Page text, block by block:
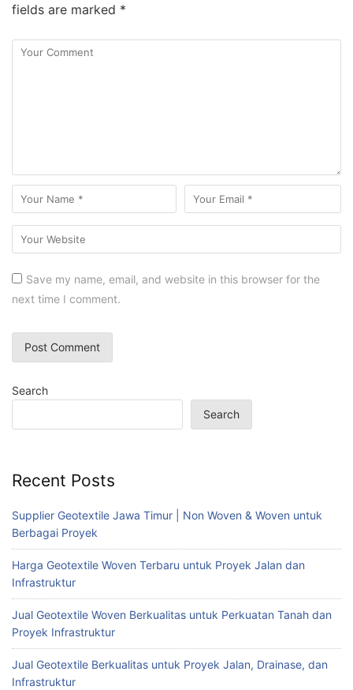
fields are marked *
Save my name, email, and website in this browser for the
next time I comment.
Search
Search
Recent Posts
Supplier Geotextile Jawa Timur | Non Woven & Woven untuk
Berbagai Proyek
Harga Geotextile Woven Terbaru untuk Proyek Jalan dan
Infrastruktur
Jual Geotextile Woven Berkualitas untuk Perkuatan Tanah dan
Proyek Infrastruktur
Jual Geotextile Berkualitas untuk Proyek Jalan, Drainase, dan
Infrastruktur